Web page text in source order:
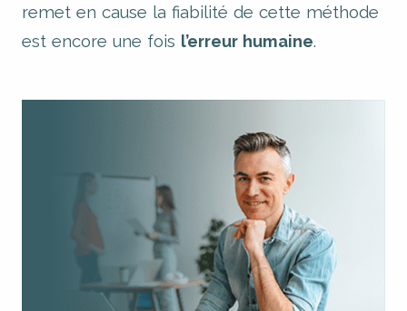
remet en cause la fiabilité de cette méthode
est encore une fois l’erreur humaine.